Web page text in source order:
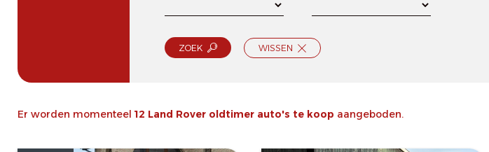
ZOEK WISSEN
Er worden momenteel 12 Land Rover oldtimer auto's te koop aangeboden.